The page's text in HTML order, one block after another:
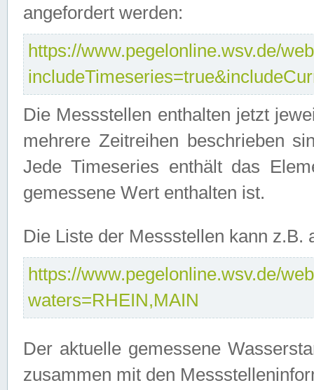
angefordert werden:
https://www.pegelonline.wsv.de/
Die Messstellen enthalten jetzt
mehrere Zeitreihen beschrieben
Jede Timeseries enthält das
gemessene Wert enthalten ist.
Die Liste der Messstellen kann
https://www.pegelonline.wsv.de/
waters=RHEIN,MAIN
Der aktuelle gemessene
zusammen mit den